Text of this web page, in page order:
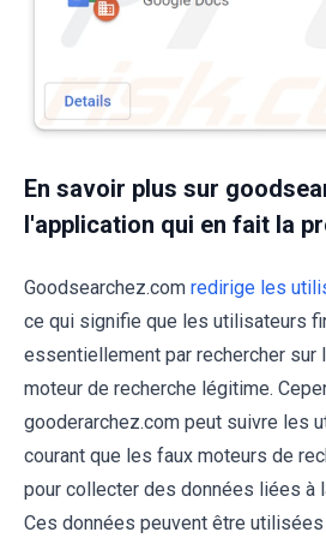
En savoir plus sur
l'application qui en fait la
Goodsearchez.com redirige les
ce qui signifie que les utilisateurs
essentiellement par rechercher sur
moteur de recherche légitime.
gooderarchez.com peut suivre les
courant que les faux moteurs de
pour collecter des données liées à
Ces données peuvent être